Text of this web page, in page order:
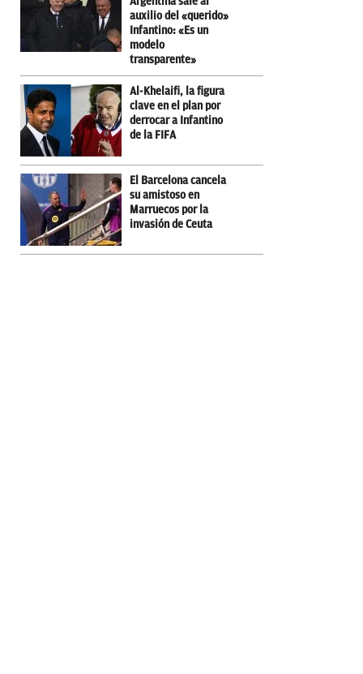
auxilio del «querido»
Infantino: «Es un
modelo
transparente»
Al-Khelaifi, la figura
clave en el plan por
derrocar a Infantino
de la FIFA
El Barcelona cancela
su amistoso en
Marruecos por la
invasión de Ceuta